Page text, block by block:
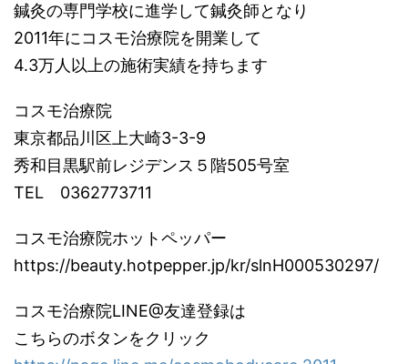
鍼灸の専門学校に進学して鍼灸師となり
2011年にコスモ治療院を開業して
4.3万人以上の施術実績を持ちます
コスモ治療院
東京都品川区上大崎3-3-9
秀和目黒駅前レジデンス５階505号室
TEL 0362773711
コスモ治療院ホットペッパー
https://beauty.hotpepper.jp/kr/slnH000530297/
コスモ治療院LINE@友達登録は
こちらのボタンをクリック